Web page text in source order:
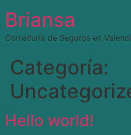
Briansa
Correduría de Seguros en
Categoría:
Hello world!